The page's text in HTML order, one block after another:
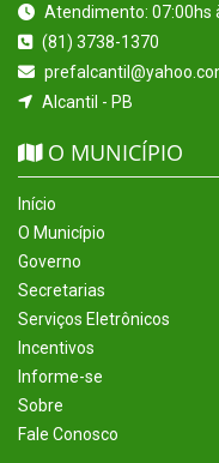
Atendimento: 07:00hs
(81) 3738-1370
Alcantil - PB
O MUNICÍPIO
Início
O Município
Governo
Secretarias
Serviços Eletrônicos
Incentivos
Informe-se
Sobre
Fale Conosco